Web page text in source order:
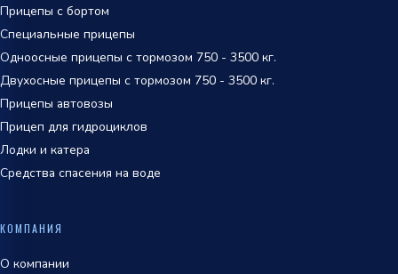
Прицепы с бортом
Специальные прицепы
Одноосные прицепы с тормозом 750 - 3500 кг.
Двухосные прицепы с тормозом 750 - 3500 кг.
Прицепы автовозы
Прицеп для гидроциклов
Лодки и катера
Средства спасения на воде
КОМПАНИЯ
О компании